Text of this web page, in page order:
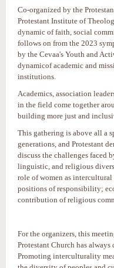
Co-organized by the
Protestant Institute of
dynamic of faith, social
follows on from the 2023
by the Cevaa's Youth and
dynamicof academic and
institutions.
Academics, association
in the field come together
building more just and
This gathering is above all a
generations, and Protestant
discuss the challenges faced
linguistic, and religious
role of women as
positions of responsibility;
contribution of religious
For the organizers, this
Protestant Church has
Promoting interculturality